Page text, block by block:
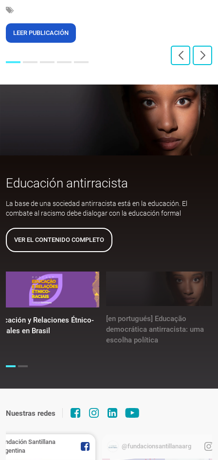
LEER PUBLICACIÓN
Educación antirracista
La base de una sociedad antirracista está en la educación. El
combate al racismo debe dialogar con la educación formal
VER EL CONTENIDO COMPLETO
y Relaciones Étnico-
en Brasil
[en portugués] Educação
democrática antirracista: uma
escolha política
Nuestras redes
Santillana
@fundacionsantillanaarg